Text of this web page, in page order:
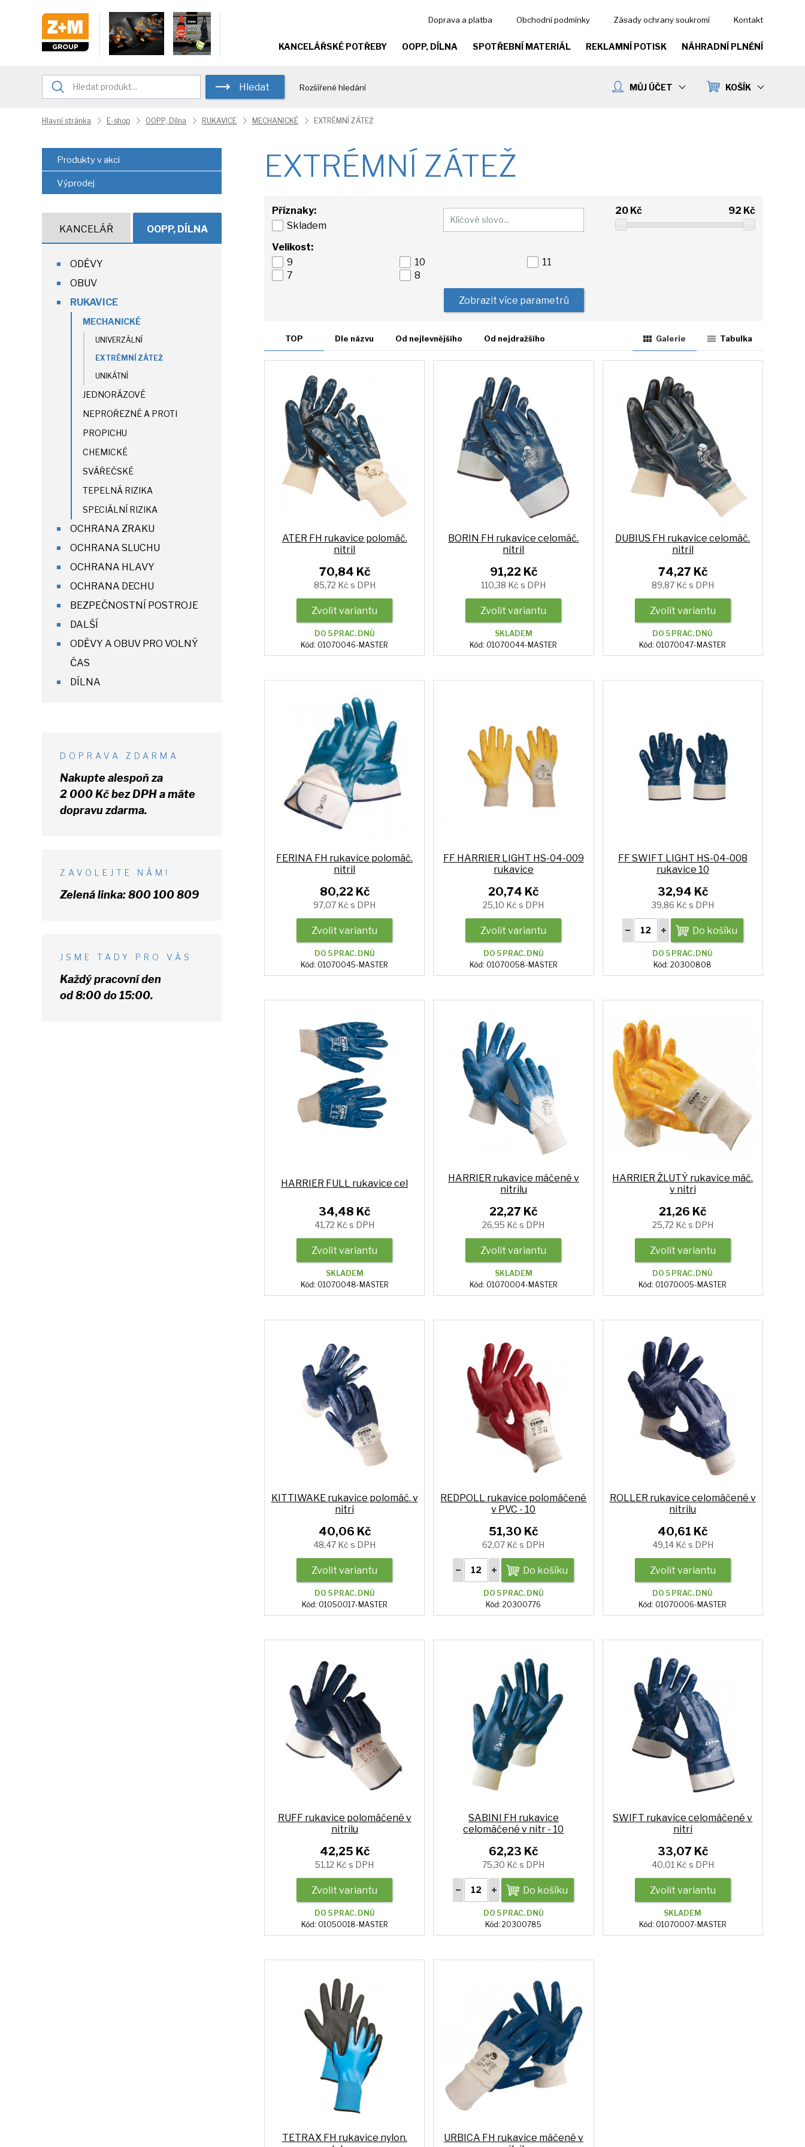
Doprava a platba Obchodní podmínky Zásady ochrany soukromí Kontakt
KANCELÁŘSKÉ POTŘEBY OOPP, DÍLNA SPOTŘEBNÍ MATERIÁL REKLAMNÍ POTISK NÁHRADNÍ PLNĚNÍ
Hledat Rozšířené hledání KOŠÍK
MŮJ ÚČET
Hlavní stránka E-shop OOPP, Dílna RUKAVICE MECHANICKÉ EXTRÉMNÍ ZÁTEŽ
EXTRÉMNÍ ZÁTEŽ
Příznaky:
Skladem
20Kč 92 Kč
Velikost:
9
10
11
7
8
Zobrazit více parametrů
TOP Dle názvu Od nejlevnějšího Od nejdražšího Tabulka
Galerie
ATER FH rukavice polomáč.
nitril
70,84 Kč
85,72 Kč s DPH
Zvolit variantu
DO 5 PRAC. DNŮ
Kód: 01070046-MASTER
BORIN FH rukavice celomáč.
nitril
91,22 Kč
110,38 Kč s DPH
Zvolit variantu
SKLADEM
Kód: 01070044-MASTER
DUBIUS FH rukavice celomáč.
nitril
74,27 Kč
89,87 Kč s DPH
Zvolit variantu
DO 5 PRAC. DNŮ
Kód: 01070047-MASTER
FERINA FH rukavice polomáč.
nitril
80,22 Kč
97,07 Kč s DPH
Zvolit variantu
DO 5 PRAC. DNŮ
Kód: 01070045-MASTER
FF HARRIER LIGHT HS-04-009
rukavice
20,74 Kč
25,10 Kč s DPH
Zvolit variantu
DO 5 PRAC. DNŮ
Kód: 01070058-MASTER
FF SWIFT LIGHT HS-04-008
rukavice 10
32,94 Kč
39,86 Kč s DPH
Do košíku
DO 5 PRAC. DNŮ
Kód: 20300808
HARRIER FULL rukavice cel
34,48 Kč
41,72 Kč s DPH
Zvolit variantu
SKLADEM
Kód: 01070048-MASTER
HARRIER rukavice máčené v
nitrilu
22,27 Kč
26,95 Kč s DPH
Zvolit variantu
SKLADEM
Kód: 01070004-MASTER
HARRIER ŽLUTÝ rukavice máč.
v nitri
21,26 Kč
25,72 Kč s DPH
Zvolit variantu
DO 5 PRAC. DNŮ
Kód: 01070005-MASTER
KITTIWAKE rukavice polomáč. v
nitri
40,06 Kč
48,47 Kč s DPH
Zvolit variantu
DO 5 PRAC. DNŮ
Kód: 01050017-MASTER
REDPOLL rukavice polomáčené
v PVC - 10
51,30 Kč
62,07 Kč s DPH
Do košíku
DO 5 PRAC. DNŮ
Kód: 20300776
ROLLER rukavice celomáčené v
nitrilu
40,61 Kč
49,14 Kč s DPH
Zvolit variantu
DO 5 PRAC. DNŮ
Kód: 01070006-MASTER
RUFF rukavice polomáčené v
nitrilu
42,25 Kč
51,12 Kč s DPH
Zvolit variantu
DO 5 PRAC. DNŮ
Kód: 01050018-MASTER
SABINI FH rukavice
celomáčené v nitr - 10
62,23 Kč
75,30 Kč s DPH
Do košíku
DO 5 PRAC. DNŮ
Kód: 20300785
SWIFT rukavice celomáčené v
nitri
33,07 Kč
40,01 Kč s DPH
Zvolit variantu
SKLADEM
Kód: 01070007-MASTER
TETRAX FH rukavice nylon.
URBICA FH rukavice máčené v
Produkty v akci
Výprodej
KANCELÁŘ OOPP, DÍLNA
ODĚVY
OBUV
RUKAVICE
MECHANICKÉ
UNIVERZÁLNÍ
EXTRÉMNÍ ZÁTEŽ
UNIKÁTNÍ
JEDNORÁZOVÉ
NEPROŘEZNÉ A PROTI
PROPICHU
CHEMICKÉ
SVÁŘEČSKÉ
TEPELNÁ RIZIKA
SPECIÁLNÍ RIZIKA
OCHRANA ZRAKU
OCHRANA SLUCHU
OCHRANA HLAVY
OCHRANA DECHU
BEZPEČNOSTNÍ POSTROJE
DALŠÍ
ODĚVY A OBUV PRO VOLNÝ
ČAS
DÍLNA
DOPRAVA ZDARMA
Nakupte alespoň za
2 000 Kčbez DPHa máte
dopravu zdarma.
ZAVOLEJTE NÁM!
Zelená linka:800 100 809
JSME TADY PRO VÁS
Každý pracovní den
od 8:00 do 15:00.